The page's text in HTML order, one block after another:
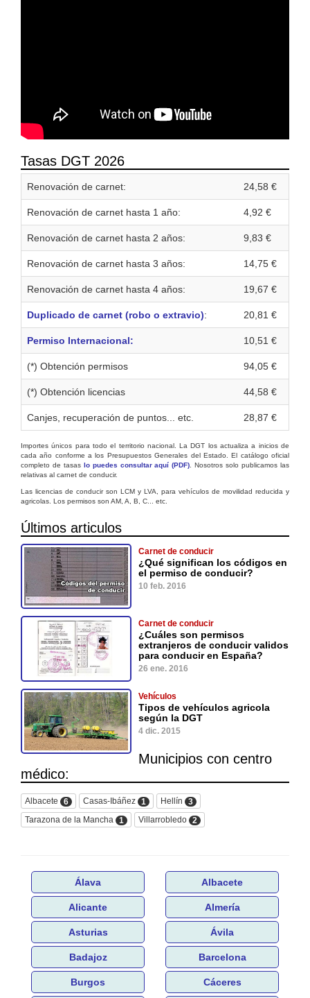
Tasas DGT 2026
Renovación de carnet: 24,58 €
Renovación de carnet hasta 1 año: 4,92 €
Renovación de carnet hasta 2 años: 9,83 €
Renovación de carnet hasta 3 años: 14,75 €
Renovación de carnet hasta 4 años: 19,67 €
Duplicado de carnet (robo o extravio): 20,81 €
Permiso Internacional: 10,51 €
(*) Obtención permisos 94,05 €
(*) Obtención licencias 44,58 €
Canjes, recuperación de puntos... etc. 28,87 €
Importes únicos para todo el territorio nacional. La DGT los actualiza a inicios de
cada año conforme a los Presupuestos Generales del Estado. El catálogo oficial
completo de tasas lo puedes consultar aquí (PDF) . Nosotros solo publicamos las
relativas al carnet de conducir.
Las licencias de conducir son LCM y LVA, para vehículos de movilidad reducida y
agricolas. Los permisos son AM, A, B, C... etc.
Últimos articulos
Carnet de conducir
¿Qué significan los códigos en
el permiso de conducir?
10 feb. 2016
Carnet de conducir
¿Cuáles son permisos
extranjeros de conducir validos
para conducir en España?
26 ene. 2016
Vehículos
Tipos de vehículos agricola
según la DGT
4 dic. 2015
Municipios con centro
médico:
Albacete 6 Casas-Ibáñez 1 Hellín
3
Tarazona de la Mancha
1 Villarrobledo 2
Álava Albacete
Alicante Almería
Asturias Ávila
Badajoz Barcelona
Burgos Cáceres